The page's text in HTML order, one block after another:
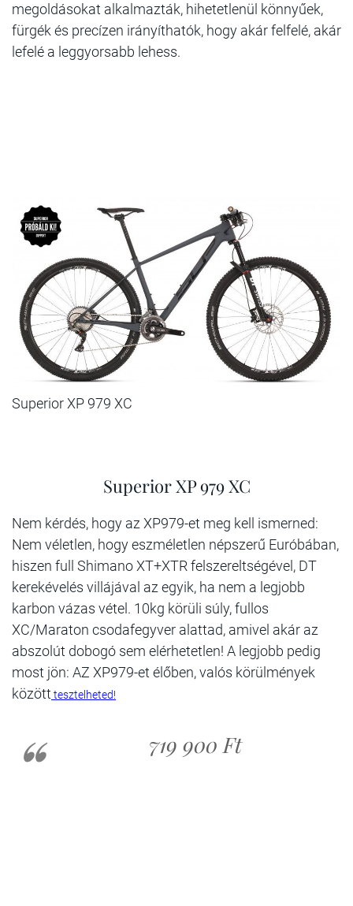
megoldásokat alkalmazták, hihetetlenül könnyűek,
fürgék és precízen irányíthatók, hogy akár felfelé, akár
lefelé a leggyorsabb lehess.
Superior XP 979 XC
Superior XP 979 XC
Nem kérdés, hogy az XP979-et meg kell ismerned:
Nem véletlen, hogy eszméletlen népszerű Euróbában,
hiszen full Shimano XT+XTR felszereltségével, DT
kerekévelés villájával az egyik, ha nem a legjobb
karbon vázas vétel. 10kg körüli súly, fullos
XC/Maraton csodafegyver alattad, amivel akár az
abszolút dobogó sem elérhetetlen! A legjobb pedig
most jön: AZ XP979-et élőben, valós körülmények
között tesztelheted!
719 900 Ft